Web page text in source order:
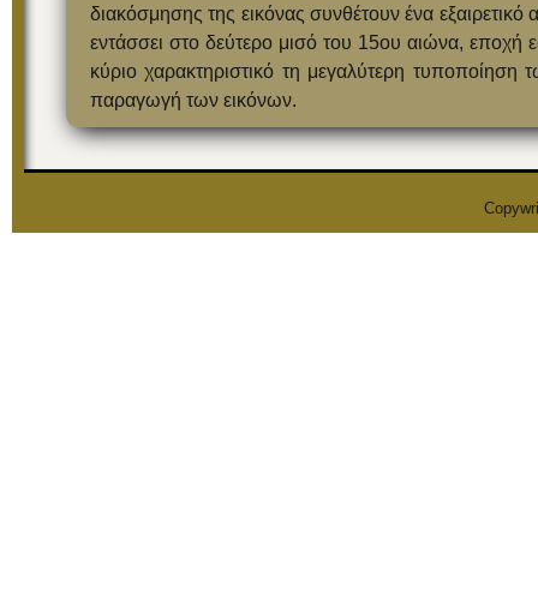
διακόσμησης της εικόνας συνθέτουν ένα
εντάσσει στο δεύτερο μισό του 15ου αιώνα, εποχή
κύριο χαρακτηριστικό τη μεγαλύτερη
παραγωγή των εικόνων.